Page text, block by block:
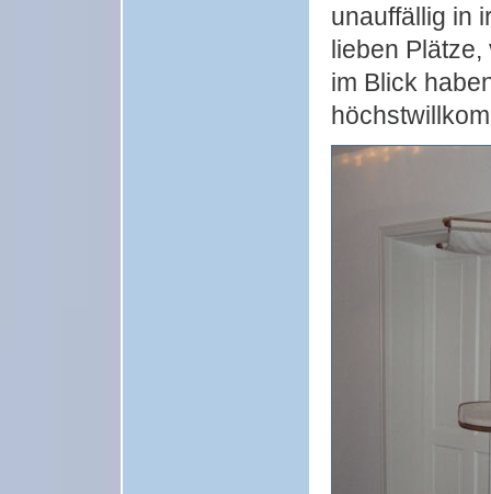
unauffällig in
lieben
im Blick